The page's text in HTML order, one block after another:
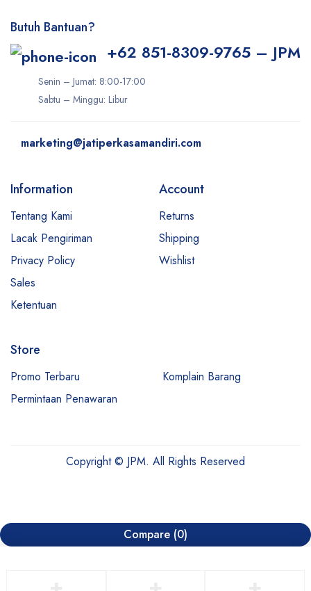
Butuh Bantuan?
+62 851-8309-9765 – JPM
Senin – Jumat: 8:00-17:00
Sabtu – Minggu: Libur
marketing@jatiperkasamandiri.com
Information
Tentang Kami
Lacak Pengiriman
Privacy Policy
Sales
Ketentuan
Account
Returns
Shipping
Wishlist
Store
Promo Terbaru
Komplain Barang
Permintaan Penawaran
Copyright © JPM. All Rights Reserved
Compare (0)